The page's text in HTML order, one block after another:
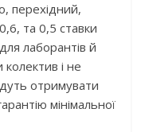
перехідний,
та 0,5 ставки
лаборантів й
і не
отримувати
мінімальної